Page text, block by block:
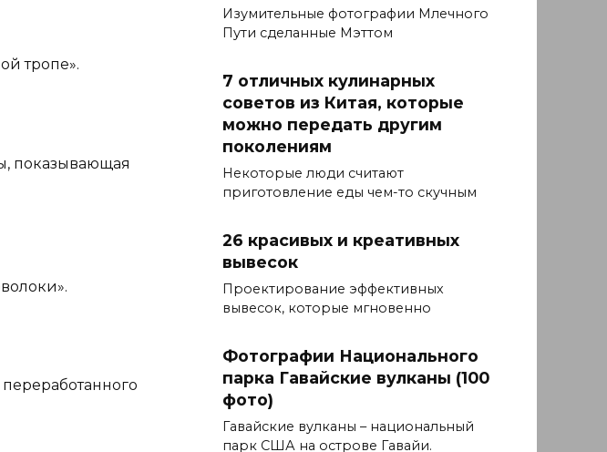
тропе».
показывающая
Изумительные фотографии Млечного
Пути сделанные Мэттом
7 отличных кулинарных
советов из Китая, которые
можно передать другим
поколениям
Некоторые люди считают
приготовление еды чем-то скучным
26 красивых и креативных
вывесок
Проектирование эффективных
вывесок, которые мгновенно
Фотографии Национального
парка Гавайские вулканы (100
фото)
Гавайские вулканы – национальный
парк США на острове Гавайи.